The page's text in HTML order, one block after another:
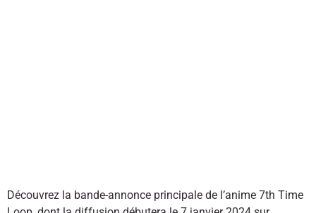
Découvrez la bande-annonce principale de l’anime 7th Time